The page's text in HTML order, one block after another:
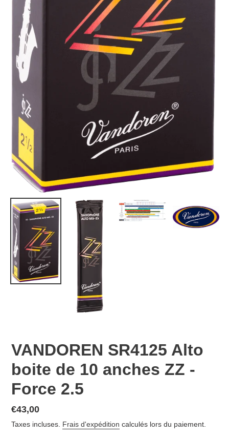
VANDOREN SR4125 Alto
boite de 10 anches ZZ -
Force 2.5
Prix
normal
€43,00
Taxes incluses. Frais d'expédition calculés lors du paiement.